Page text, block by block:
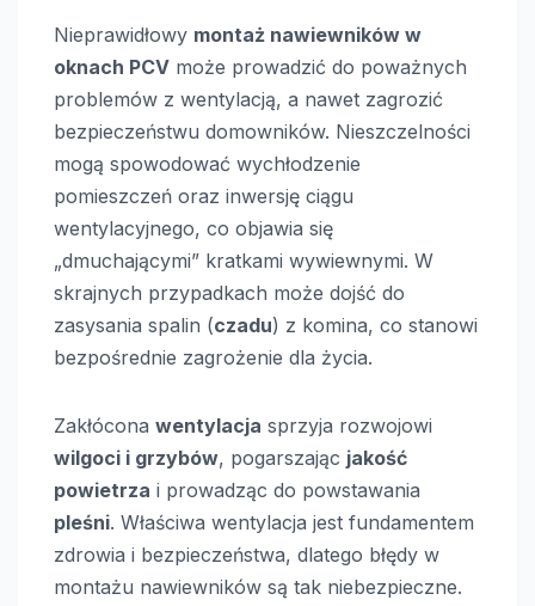
Nieprawidłowy montaż nawiewników w
oknach PCV może prowadzić do poważnych
problemów z wentylacją, a nawet zagrozić
bezpieczeństwu domowników. Nieszczelności
mogą spowodować wychłodzenie
pomieszczeń oraz inwersję ciągu
wentylacyjnego, co objawia się
„dmuchającymi” kratkami wywiewnymi. W
skrajnych przypadkach może dojść do
zasysania spalin (czadu) z komina, co stanowi
bezpośrednie zagrożenie dla życia.
Zakłócona wentylacja sprzyja rozwojowi
wilgoci i grzybów, pogarszając jakość
powietrza i prowadząc do powstawania
pleśni. Właściwa wentylacja jest fundamentem
zdrowia i bezpieczeństwa, dlatego błędy w
montażu nawiewników są tak niebezpieczne.